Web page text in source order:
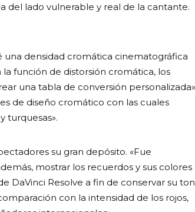
del lado vulnerable y real de la cantante.
densidad cromática cinematográfica
función de distorsión cromática, los
una tabla de conversión
de diseño cromático con las cuales
turquesas».
su gran depósito. «Fue
mostrar los recuerdos y sus colores
DaVinci Resolve a fin de conservar su
con la intensidad de los rojos,